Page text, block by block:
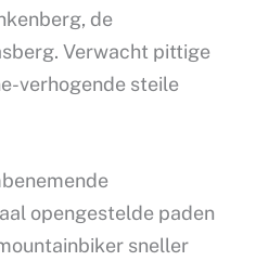
de
Verwacht pittige
verhogende steile
opengestelde paden
sneller